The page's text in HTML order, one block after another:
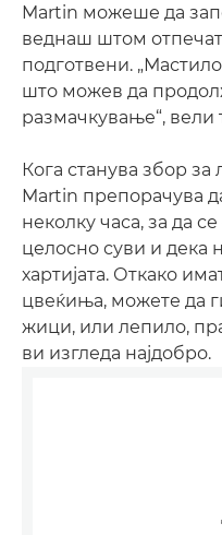
Martin можеше да
веднаш штом
подготвени.
што можев да
размачкување“, вели
Кога станува збор
Martin препорачува
неколку часа, за да
целосно суви и дека
хартијата. Откако
цвеќиња, можете да
жици, или лепило,
ви изгледа најдобро.